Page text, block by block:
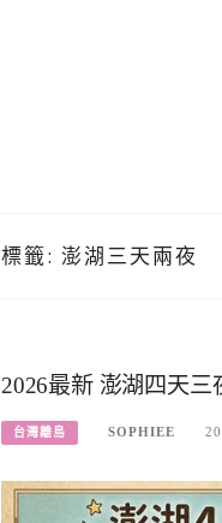
標籤: 澎湖三天兩夜
2026最新 澎湖四天三
台灣離島 SOPHIEE